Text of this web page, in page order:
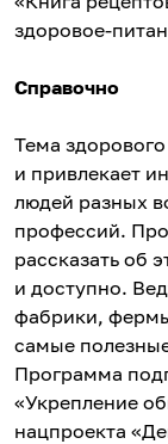
здоровое-
Справочно
Тема
и привлекает
людей разных
профессий.
рассказать об
и доступно.
фабрики,
самые
Программа
«Укрепление
нацпроекта